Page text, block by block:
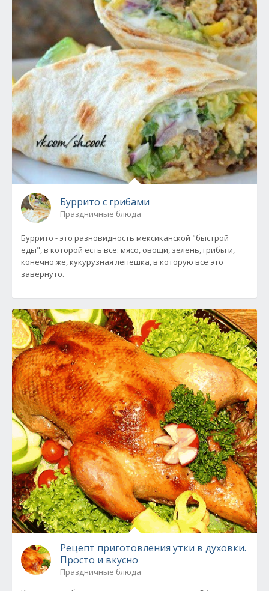
Буррито с грибами
Праздничные блюда
Буррито - это разновидность мексиканской "быстрой
еды", в которой есть все: мясо, овощи, зелень, грибы и,
конечно же, кукурузная лепешка, в которую все это
завернуто.
Рецепт приготовления утки в духовки.
Просто и вкусно
Праздничные блюда